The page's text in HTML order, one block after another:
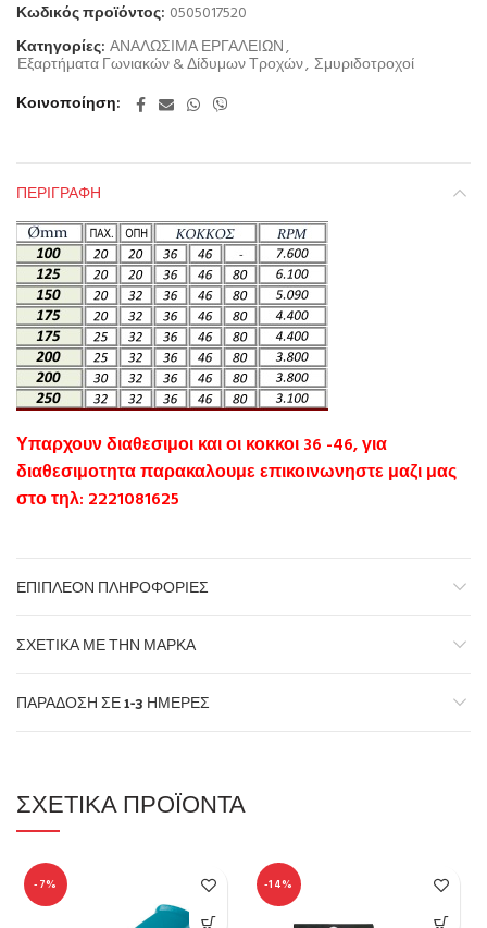
Κωδικός προϊόντος: 0505017520
Κατηγορίες: ΑΝΑΛΩΣΙΜΑ ΕΡΓΑΛΕΙΩΝ,
Εξαρτήματα Γωνιακών & Δίδυμων Τροχών, Σμυριδοτροχοί
Κοινοποίηση
ΠΕΡΙΓΡΑΦΉ
Υπαρχουν διαθεσιμοι και οι κοκκοι 36 -46, για
διαθεσιμοτητα παρακαλουμε επικοινωνηστε μαζι μας
στο τηλ: 2221081625
ΕΠΙΠΛΈΟΝ ΠΛΗΡΟΦΟΡΊΕΣ
ΣΧΕΤΙΚΆ ΜΕ ΤΗΝ ΜΆΡΚΑ
ΠΑΡΆΔΟΣΗ ΣΕ 1-3 ΗΜΈΡΕΣ
ΣΧΕΤΙΚΆ ΠΡΟΪΌΝΤΑ
-7% -14%